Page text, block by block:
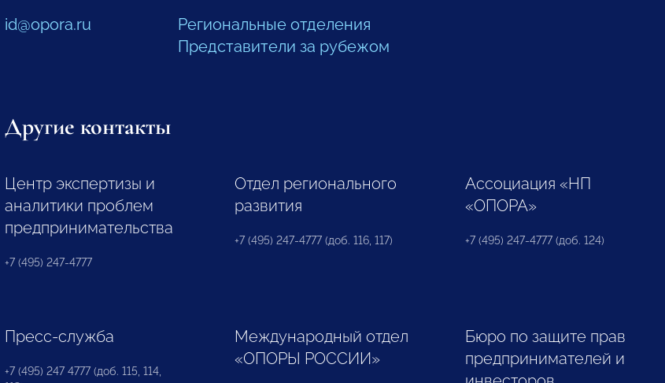
id@opora.ru
Региональные отделения
Представители за рубежом
Другие контакты
Центр экспертизы и
аналитики проблем
предпринимательства
+7 (495) 247-4777
Отдел регионального
развития
+7 (495) 247-4777 (доб. 116, 117)
Ассоциация «НП
«ОПОРА»
+7 (495) 247-4777 (доб. 124)
Пресс-служба
+7 (495) 247 4777 (доб. 115, 114,
Международный отдел
«ОПОРЫ РОССИИ»
Бюро по защите прав
предпринимателей и